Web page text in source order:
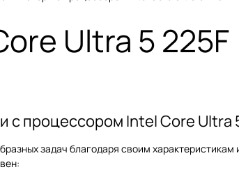
Ultra 5 225F
с процессором Intel Core Ultra
задач благодаря своим характеристикам